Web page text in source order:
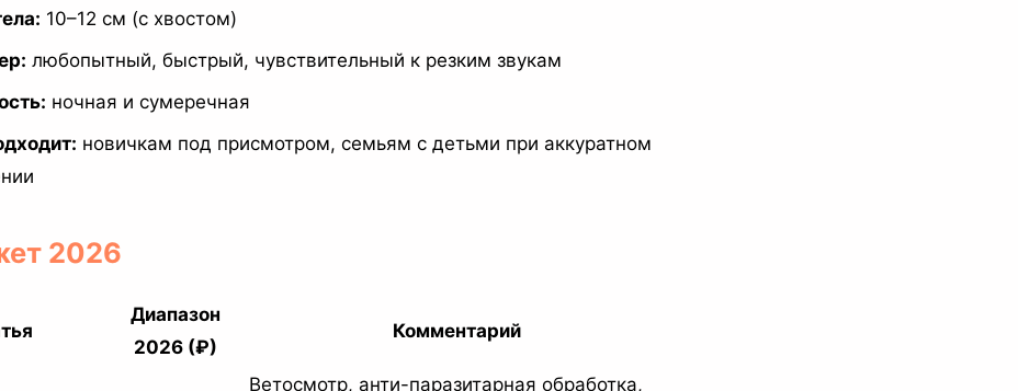
10–12 см (с хвостом)
любопытный, быстрый, чувствительный к резким звукам
ночная и сумеречная
новичкам под присмотром, семьям с детьми при аккуратном
2026
Диапазон
2026 (₽)
Комментарий
Ветосмотр, анти-паразитарная обработка,